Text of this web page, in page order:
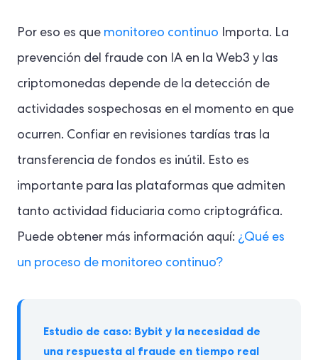
Por eso es que monitoreo continuo Importa. La
prevención del fraude con IA en la Web3 y las
criptomonedas depende de la detección de
actividades sospechosas en el momento en que
ocurren. Confiar en revisiones tardías tras la
transferencia de fondos es inútil. Esto es
importante para las plataformas que admiten
tanto actividad fiduciaria como criptográfica.
Puede obtener más información aquí: ¿Qué es
un proceso de monitoreo continuo?
Estudio de caso: Bybit y la necesidad de
una respuesta al fraude en tiempo real